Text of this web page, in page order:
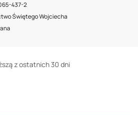
437-2
Świętego Wojciecha
z ostatnich 30 dni